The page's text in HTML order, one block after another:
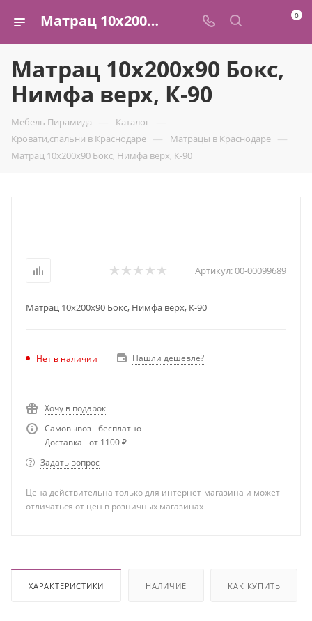
Матрац 10х200х90 Бокс, Нимфа верх, К-90 купить в Краснодаре — ФМ "Пирамида" 0
Матрац 10х200х90 Бокс,
Нимфа верх, К-90
Мебель Пирамида — Каталог —
Кровати,спальни в Краснодаре — Матрацы в Краснодаре —
Матрац 10х200х90 Бокс, Нимфа верх, К-90
Артикул:00-00099689
Матрац 10х200х90 Бокс, Нимфа верх, К-90
Нет в наличии Нашли дешевле?
Хочу в подарок
Самовывоз - бесплатно
Доставка - от 1100 ₽
Задать вопрос
Цена действительна только для интернет-магазина и может
отличаться от цен в розничных магазинах
ХАРАКТЕРИСТИКИ НАЛИЧИЕ КАК КУПИТЬ